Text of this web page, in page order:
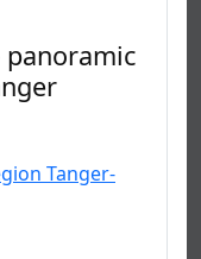
panoramic
Tanger-